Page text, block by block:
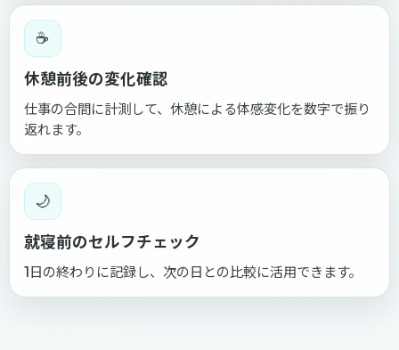
☕
休憩前後の変化確認
仕事の合間に計測して、休憩による体感変化を数字で振り
返れます。
🌙
就寝前のセルフチェック
1日の終わりに記録し、次の日との比較に活用できます。